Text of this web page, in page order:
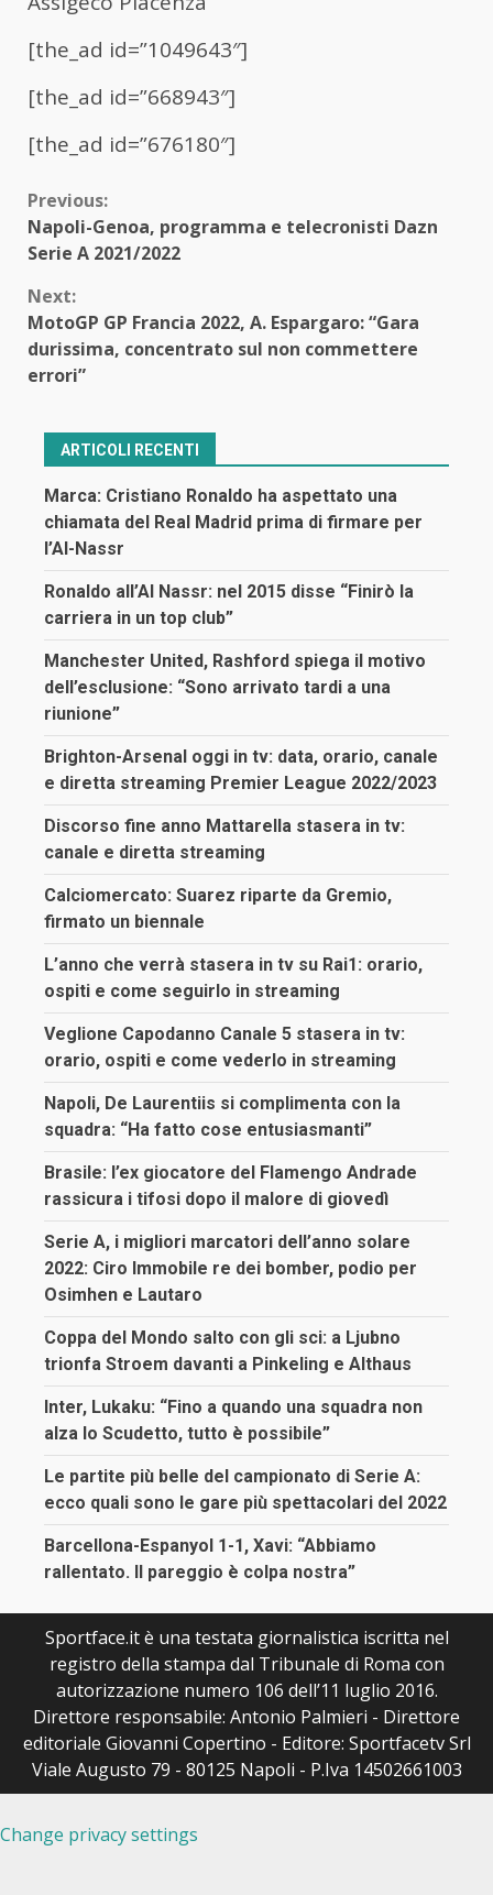
[the_ad id=”1049643″]
[the_ad id=”668943″]
[the_ad id=”676180″]
Continue
Reading
Previous:
Napoli-Genoa, programma e telecronisti Dazn
Serie A 2021/2022
Next:
MotoGP GP Francia 2022, A. Espargaro: “Gara
durissima, concentrato sul non commettere
errori”
ARTICOLI RECENTI
Marca: Cristiano Ronaldo ha aspettato una
chiamata del Real Madrid prima di firmare per
l’Al-Nassr
Ronaldo all’Al Nassr: nel 2015 disse “Finirò la
carriera in un top club”
Manchester United, Rashford spiega il motivo
dell’esclusione: “Sono arrivato tardi a una
riunione”
Brighton-Arsenal oggi in tv: data, orario, canale
e diretta streaming Premier League 2022/2023
Discorso fine anno Mattarella stasera in tv:
canale e diretta streaming
Calciomercato: Suarez riparte da Gremio,
firmato un biennale
L’anno che verrà stasera in tv su Rai1: orario,
ospiti e come seguirlo in streaming
Veglione Capodanno Canale 5 stasera in tv:
orario, ospiti e come vederlo in streaming
Napoli, De Laurentiis si complimenta con la
squadra: “Ha fatto cose entusiasmanti”
Brasile: l’ex giocatore del Flamengo Andrade
rassicura i tifosi dopo il malore di giovedì
Serie A, i migliori marcatori dell’anno solare
2022: Ciro Immobile re dei bomber, podio per
Osimhen e Lautaro
Coppa del Mondo salto con gli sci: a Ljubno
trionfa Stroem davanti a Pinkeling e Althaus
Inter, Lukaku: “Fino a quando una squadra non
alza lo Scudetto, tutto è possibile”
Le partite più belle del campionato di Serie A:
ecco quali sono le gare più spettacolari del 2022
Barcellona-Espanyol 1-1, Xavi: “Abbiamo
rallentato. Il pareggio è colpa nostra”
Sportface.it è una testata giornalistica iscritta nel
registro della stampa dal Tribunale di Roma con
autorizzazione numero 106 dell’11 luglio 2016.
Direttore responsabile: Antonio Palmieri - Direttore
editoriale Giovanni Copertino - Editore: Sportfacetv Srl
Viale Augusto 79 - 80125 Napoli - P.Iva 14502661003
Change privacy settings